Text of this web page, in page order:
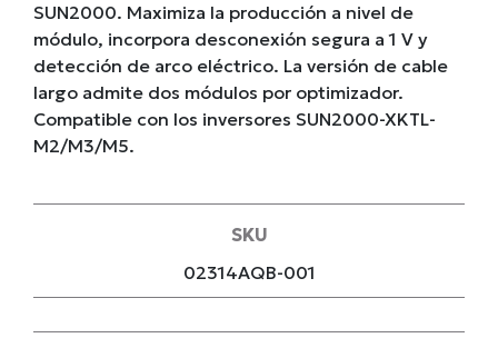
SUN2000. Maximiza la producción a nivel de
módulo, incorpora desconexión segura a 1 V y
detección de arco eléctrico. La versión de cable
largo admite dos módulos por optimizador.
Compatible con los inversores SUN2000-XKTL-
M2/M3/M5.
SKU
02314AQB-001